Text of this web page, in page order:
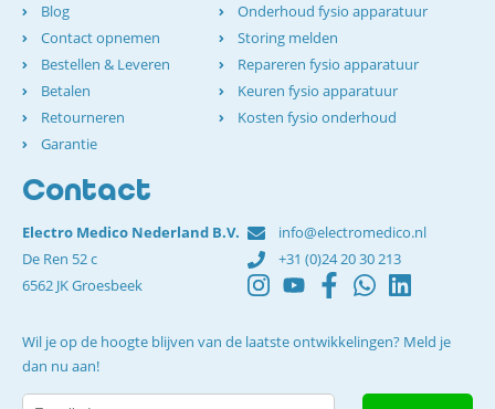
Blog
Contact opnemen
Bestellen & Leveren
Betalen
Retourneren
Garantie
Onderhoud fysio apparatuur
Storing melden
Repareren fysio apparatuur
Keuren fysio apparatuur
Kosten fysio onderhoud
Contact
Electro Medico Nederland B.V.
De Ren 52 c
6562 JK Groesbeek
info@electromedico.nl
+31 (0)24 20 30 213
Wil je op de hoogte blijven van de laatste ontwikkelingen? Meld je
dan nu aan!